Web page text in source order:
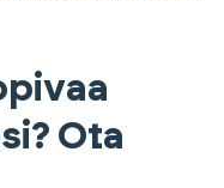
Ota